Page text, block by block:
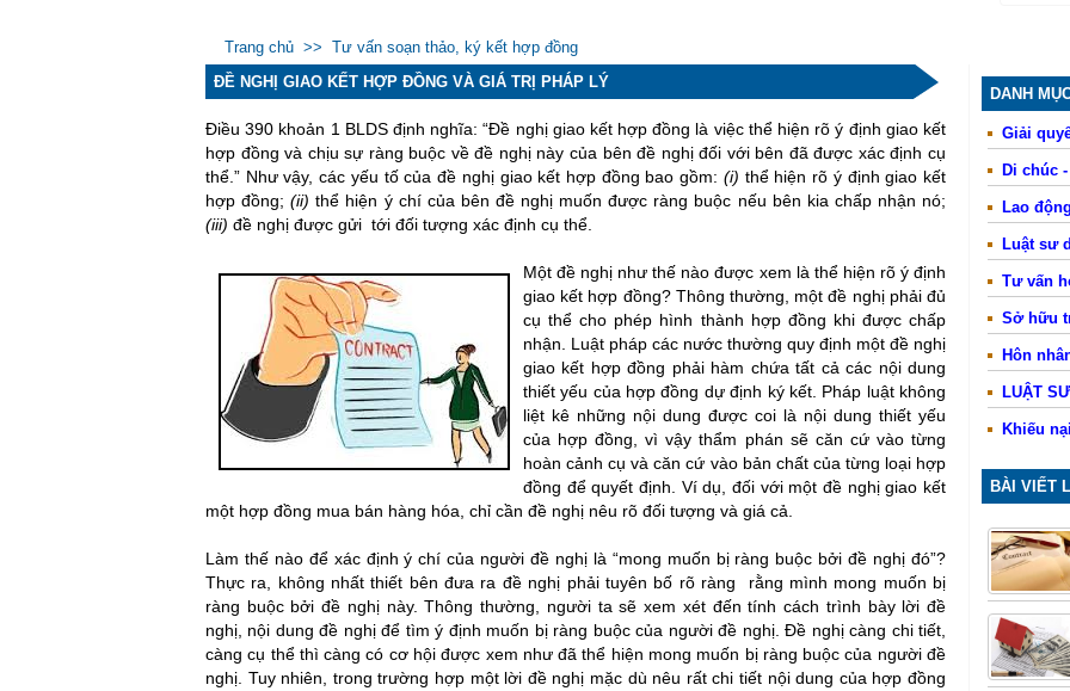
Trang chủ >> Tư vấn soạn thảo, ký kết hợp đồng
DANH
Giải
Di chúc
Lao
Luật sư
Tư vấn
Sở hữu
Hôn
LUẬT
Khiếu
BÀI VIẾT
ĐỀ NGHỊ GIAO KẾT HỢP ĐỒNG VÀ GIÁ TRỊ PHÁP LÝ
Điều 390 khoản 1 BLDS định nghĩa: “Đề nghị giao kết hợp đồng là việc thể hiện rõ ý định giao kết
hợp đồng và chịu sự ràng buộc về đề nghị này của bên đề nghị đối với bên đã được xác định cụ
thể.” Như vậy, các yếu tố của đề nghị giao kết hợp đồng bao gồm: (i) thể hiện rõ ý định giao kết
hợp đồng;(ii) thể hiện ý chí của bên đề nghị muốn được ràng buộc nếu bên kia chấp nhận nó;
(iii) đề nghị được gửi tới đối tượng xác định cụ thể.
Một đề nghị như thế nào được xem là thể hiện rõ ý định
giao kết hợp đồng? Thông thường, một đề nghị phải đủ
cụ thể cho phép hình thành hợp đồng khi được chấp
nhận. Luật pháp các nước thường quy định một đề nghị
giao kết hợp đồng phải hàm chứa tất cả các nội dung
thiết yếu của hợp đồng dự định ký kết. Pháp luật không
liệt kê những nội dung được coi là nội dung thiết yếu
của hợp đồng, vì vậy thẩm phán sẽ căn cứ vào từng
hoàn cảnh cụ và căn cứ vào bản chất của từng loại hợp
đồng để quyết định. Ví dụ, đối với một đề nghị giao kết
một hợp đồng mua bán hàng hóa, chỉ cần đề nghị nêu rõ đối tượng và giá cả.
Làm thế nào để xác định ý chí của người đề nghị là “mong muốn bị ràng buộc bởi đề nghị đó”?
Thực ra, không nhất thiết bên đưa ra đề nghị phải tuyên bố rõ ràng rằng mình mong muốn bị
ràng buộc bởi đề nghị này. Thông thường, người ta sẽ xem xét đến tính cách trình bày lời đề
nghị, nội dung đề nghị để tìm ý định muốn bị ràng buộc của người đề nghị. Đề nghị càng chi tiết,
càng cụ thể thì càng có cơ hội được xem như đã thể hiện mong muốn bị ràng buộc của người đề
nghị. Tuy nhiên, trong trường hợp một lời đề nghị mặc dù nêu rất chi tiết nội dung của hợp đồng